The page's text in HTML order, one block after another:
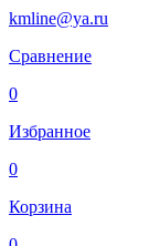
kmline@ya.ru
Сравнение
0
Избранное
0
Корзина